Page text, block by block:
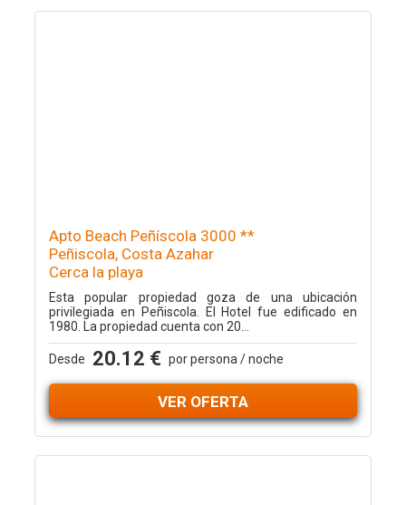
Apto Beach Peñíscola 3000 **
Peñiscola, Costa Azahar
Cerca la playa
Esta popular propiedad goza de una ubicación
privilegiada en Peñiscola. El Hotel fue edificado en
1980. La propiedad cuenta con 20...
Desde 20.12 € por persona / noche
VER OFERTA